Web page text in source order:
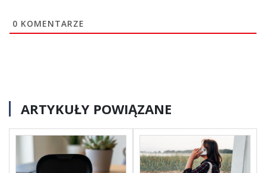
0 KOMENTARZE
ARTYKUŁY POWIĄZANE